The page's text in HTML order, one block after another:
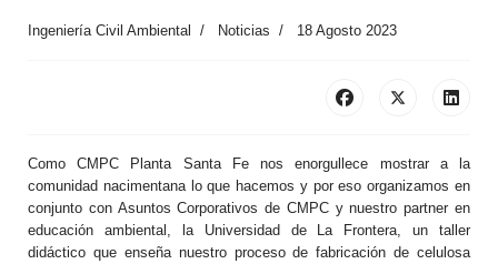
Ingeniería Civil Ambiental Noticias 18 Agosto 2023
Como CMPC Planta Santa Fe nos enorgullece mostrar a la
comunidad nacimentana lo que hacemos y por eso organizamos en
conjunto con Asuntos Corporativos de CMPC y nuestro partner en
educación ambiental, la Universidad de La Frontera, un taller
didáctico que enseña nuestro proceso de fabricación de celulosa